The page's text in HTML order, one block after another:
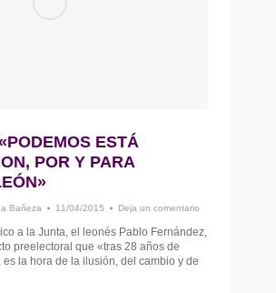
ESTÁ
POR Y PARA
Bañeza 11/04/2015 Deja un comentario
a la Junta, el leonés Pablo Fernández,
preelectoral que «tras 28 años de
es la hora de la ilusión, del cambio y de